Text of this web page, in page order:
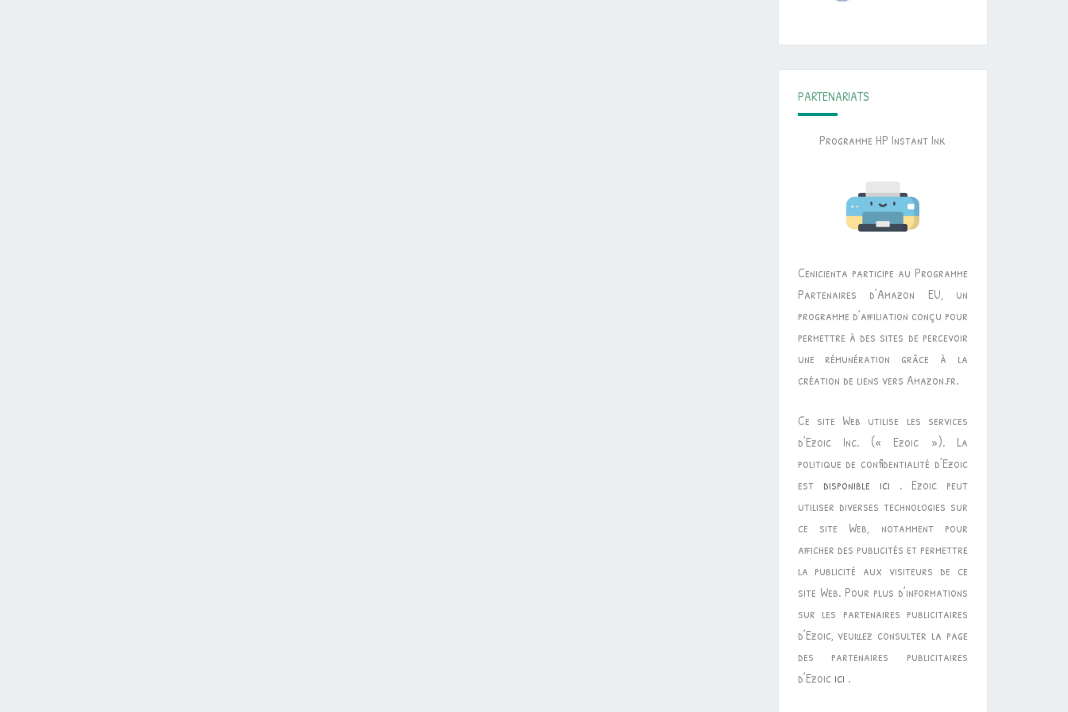
PARTENARIATS
Programme HP Instant Ink
Cenicienta participe au Programme
Partenaires d’Amazon EU, un
programme d’affiliation conçu pour
permettre à des sites de percevoir
une rémunération grâce à la
création de liens vers Amazon.fr.
Ce site Web utilise les services
d’Ezoic Inc. (« Ezoic »). La
politique de confidentialité d’Ezoic
est disponible ici . Ezoic peut
utiliser diverses technologies sur
ce site Web, notamment pour
afficher des publicités et permettre
la publicité aux visiteurs de ce
site Web. Pour plus d’informations
sur les partenaires publicitaires
d’Ezoic, veuillez consulter la page
des partenaires publicitaires
d’Ezoic ici .